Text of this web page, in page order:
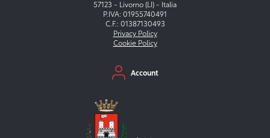
57123 - Livorno (LI) - Italia
P.IVA: 01955740491
C.F.: 01387130493
Privacy Policy
Cookie Policy
Menu secondario
Account